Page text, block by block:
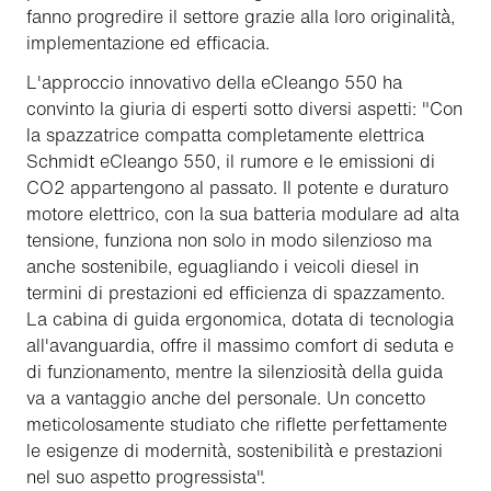
fanno progredire il settore grazie alla loro originalità,
implementazione ed efficacia.
L'approccio innovativo della eCleango 550 ha
convinto la giuria di esperti sotto diversi aspetti: "Con
la spazzatrice compatta completamente elettrica
Schmidt eCleango 550, il rumore e le emissioni di
CO2 appartengono al passato. Il potente e duraturo
motore elettrico, con la sua batteria modulare ad alta
tensione, funziona non solo in modo silenzioso ma
anche sostenibile, eguagliando i veicoli diesel in
termini di prestazioni ed efficienza di spazzamento.
La cabina di guida ergonomica, dotata di tecnologia
all'avanguardia, offre il massimo comfort di seduta e
di funzionamento, mentre la silenziosità della guida
va a vantaggio anche del personale. Un concetto
meticolosamente studiato che riflette perfettamente
le esigenze di modernità, sostenibilità e prestazioni
nel suo aspetto progressista".